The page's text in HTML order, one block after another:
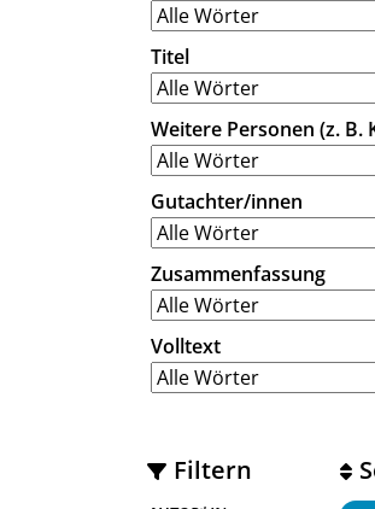
Titel
Weitere Personen (z.
Gutachter/innen
Zusammenfassung
Volltext
Filtern